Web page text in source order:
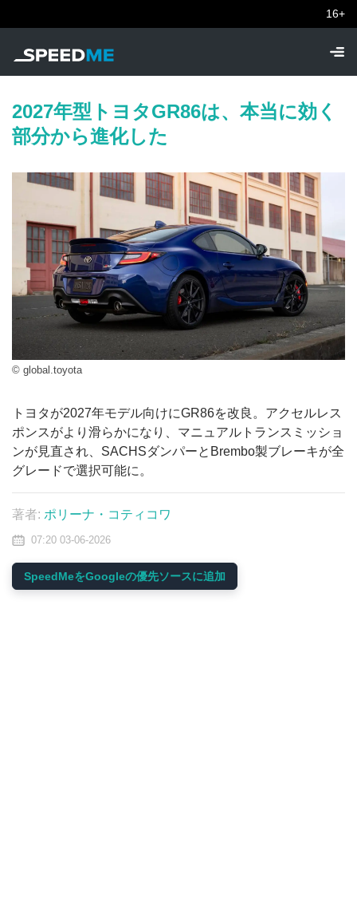
16+
2027年型トヨタGR86は、本当に効く
部分から進化した
© global.toyota
トヨタが2027年モデル向けにGR86を改良。アクセルレス
ポンスがより滑らかになり、マニュアルトランスミッショ
ンが見直され、SACHSダンパーとBrembo製ブレーキが全
グレードで選択可能に。
著者: ポリーナ・コティコワ
07:20 03-06-2026
SpeedMeをGoogleの優先ソースに追加